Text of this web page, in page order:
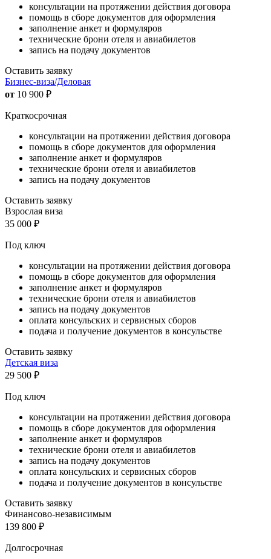
консультации на протяжении действия договора
помощь в сборе документов для оформления
заполнение анкет и формуляров
технические брони отеля и авиабилетов
запись на подачу документов
Оставить заявку
Бизнес-виза/Деловая
от 10 900 ₽
Краткосрочная
консультации на протяжении действия договора
помощь в сборе документов для оформления
заполнение анкет и формуляров
технические брони отеля и авиабилетов
запись на подачу документов
Оставить заявку
Взрослая виза
35 000 ₽
Под ключ
консультации на протяжении действия договора
помощь в сборе документов для оформления
заполнение анкет и формуляров
технические брони отеля и авиабилетов
запись на подачу документов
оплата консульских и сервисных сборов
подача и получение документов в консульстве
Оставить заявку
Детская виза
29 500 ₽
Под ключ
консультации на протяжении действия договора
помощь в сборе документов для оформления
заполнение анкет и формуляров
технические брони отеля и авиабилетов
запись на подачу документов
оплата консульских и сервисных сборов
подача и получение документов в консульстве
Оставить заявку
Финансово-независимым
139 800 ₽
Долгосрочная